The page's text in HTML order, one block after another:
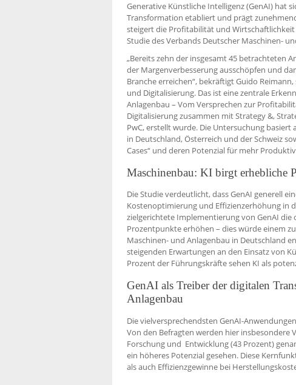
Generative Künstliche Intelligenz (GenAI) hat
Transformation etabliert und prägt
steigert die Profitabilität und
Studie des Verbands Deutscher Maschinen-
„Bereits zehn der insgesamt 45 betrachteten
der Margenverbesserung ausschöpfen und
Branche erreichen“, bekräftigt Guido
und Digitalisierung. Das ist eine zentrale
Anlagenbau – Vom Versprechen zur
Digitalisierung zusammen mit Strategy &,
PwC, erstellt wurde. Die Untersuchung
in Deutschland, Österreich und der Schweiz
Cases“ und deren Potenzial für mehr
Maschinenbau: KI birgt erhebliche
Die Studie verdeutlicht, dass GenAI generell
Kostenoptimierung und Effizienzerhöhung in
zielgerichtete Implementierung von GenAI die
Prozentpunkte erhöhen – dies würde einem
Maschinen- und Anlagenbau in Deutschland
steigenden Erwartungen an den Einsatz von
Prozent der Führungskräfte sehen KI als
GenAI als Treiber der digitalen
Anlagenbau
Die vielversprechendsten GenAI-
Von den Befragten werden hier insbesondere
Forschung und Entwicklung (43 Prozent)
ein höheres Potenzial gesehen. Diese
als auch Effizienzgewinne bei